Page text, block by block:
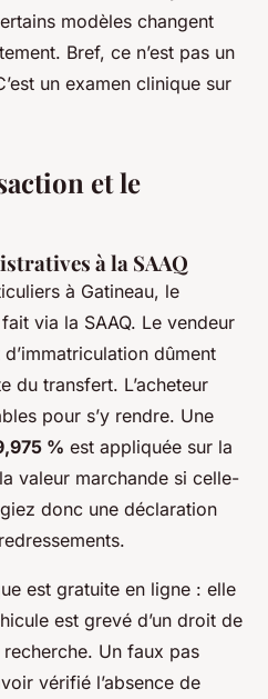
modèles changent
Bref, ce n’est pas un
un examen clinique sur
et le
à la SAAQ
à Gatineau, le
via la SAAQ. Le vendeur
dûment
du transfert. L’acheteur
pour s’y rendre. Une
% est appliquée sur la
valeur marchande si celle-
donc une déclaration
est gratuite en ligne : elle
est grevé d’un droit de
Un faux pas
vérifié l’absence de